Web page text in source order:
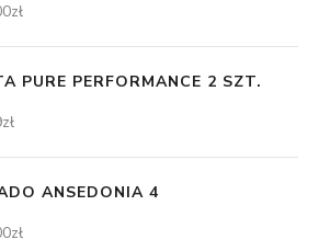
zł
PURE PERFORMANCE 2 SZT.
zł
ANSEDONIA 4
zł